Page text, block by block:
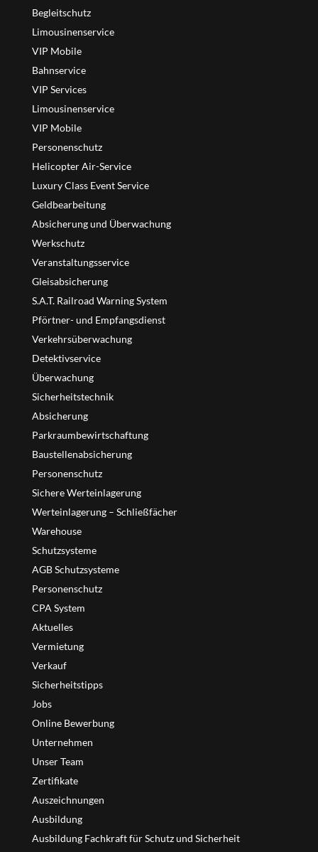
Begleitschutz
Limousinenservice
VIP Mobile
Bahnservice
VIP Services
Limousinenservice
VIP Mobile
Personenschutz
Helicopter Air-Service
Luxury Class Event Service
Geldbearbeitung
Absicherung und Überwachung
Werkschutz
Veranstaltungsservice
Gleisabsicherung
S.A.T. Railroad Warning System
Pförtner- und Empfangsdienst
Verkehrsüberwachung
Detektivservice
Überwachung
Sicherheitstechnik
Absicherung
Parkraumbewirtschaftung
Baustellenabsicherung
Personenschutz
Sichere Werteinlagerung
Werteinlagerung – Schließfächer
Warehouse
Schutzsysteme
AGB Schutzsysteme
Personenschutz
CPA System
Aktuelles
Vermietung
Verkauf
Sicherheitstipps
Jobs
Online Bewerbung
Unternehmen
Unser Team
Zertifikate
Auszeichnungen
Ausbildung
Ausbildung Fachkraft für Schutz und Sicherheit